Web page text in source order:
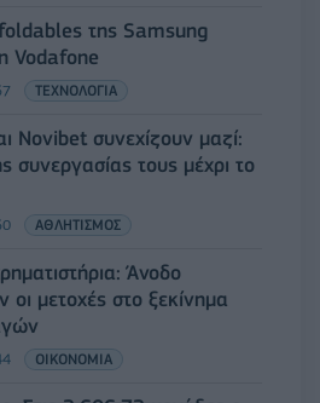
της Samsung
Vodafone
ΤΕΧΝΟΛΟΓΙΑ
Novibet συνεχίζουν μαζί:
συνεργασίας τους μέχρι το
ΑΘΛΗΤΙΣΜΟΣ
Άνοδο
μετοχές στο ξεκίνημα
ΟΙΚΟΝΟΜΙΑ